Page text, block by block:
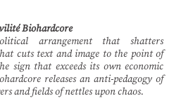
Biohardcore
arrangement that shatters
cuts text and image to the point of
sign that exceeds its own economic
releases an anti-pedagogy of
and fields of nettles upon chaos.